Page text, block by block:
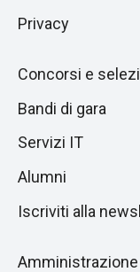
Privacy
Concorsi e
Bandi di gara
Servizi IT
Alumni
Iscriviti alla